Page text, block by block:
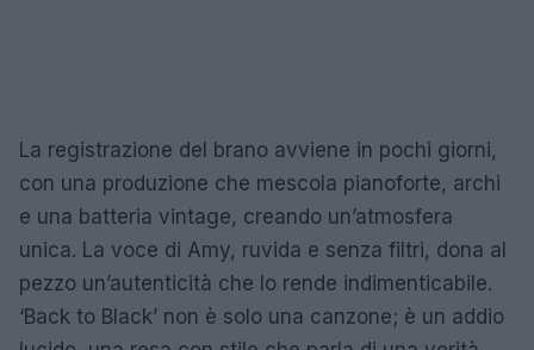
La registrazione del brano avviene in pochi giorni,
con una produzione che mescola pianoforte, archi
e una batteria vintage, creando un’atmosfera
unica. La voce di Amy, ruvida e senza filtri, dona al
pezzo un’autenticità che lo rende indimenticabile.
‘Back to Black’ non è solo una canzone; è un addio